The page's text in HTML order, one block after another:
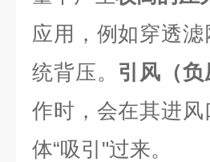
应用，例如穿透
统背压。 引风（
作时，会在其进
体“吸引"过来。